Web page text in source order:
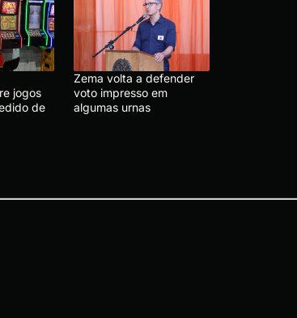
jogos
de
Zema volta a defender
voto impresso em
algumas urnas